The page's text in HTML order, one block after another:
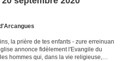
la prière de tes enfants - zure erreinuan
annonce fidèlement l'Evangile du
hommes qui, dans la vie religieuse,